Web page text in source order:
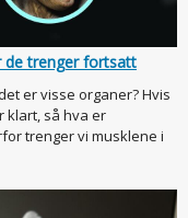
de trenger fortsatt
er visse organer? Hvis
klart, så hva er
trenger vi musklene i